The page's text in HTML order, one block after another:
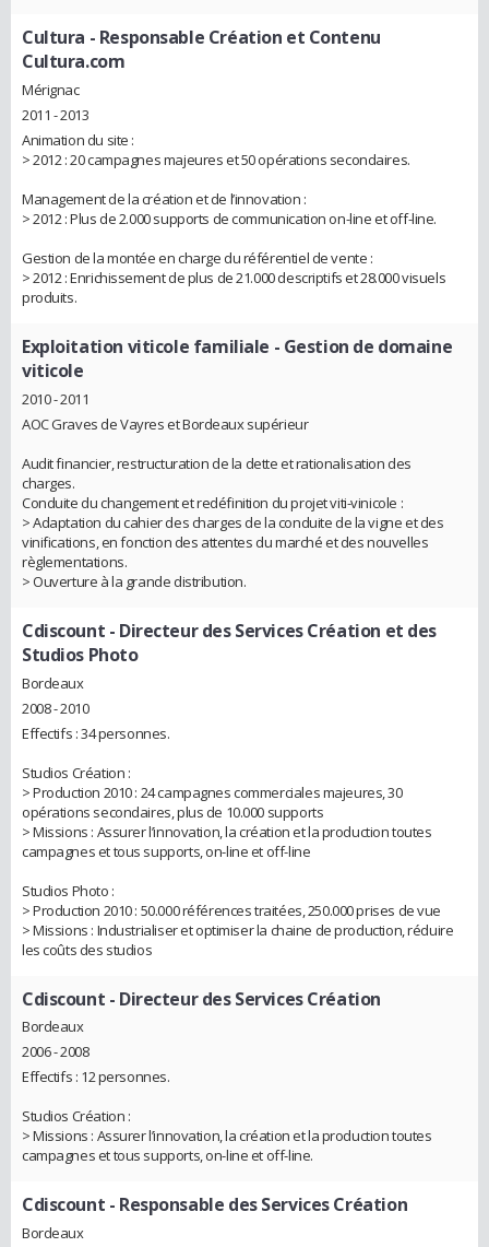
Cultura - Responsable Création et Contenu
Cultura.com
Mérignac
2011 - 2013
Animation du site :
> 2012 : 20 campagnes majeures et 50 opérations secondaires.
Management de la création et de l’innovation :
> 2012 : Plus de 2.000 supports de communication on-line et off-line.
Gestion de la montée en charge du référentiel de vente :
> 2012 : Enrichissement de plus de 21.000 descriptifs et 28.000 visuels
produits.
Exploitation viticole familiale - Gestion de domaine
viticole
2010 - 2011
AOC Graves de Vayres et Bordeaux supérieur
Audit financier, restructuration de la dette et rationalisation des
charges.
Conduite du changement et redéfinition du projet viti-vinicole :
> Adaptation du cahier des charges de la conduite de la vigne et des
vinifications, en fonction des attentes du marché et des nouvelles
règlementations.
> Ouverture à la grande distribution.
Cdiscount - Directeur des Services Création et des
Studios Photo
Bordeaux
2008 - 2010
Effectifs : 34 personnes.
Studios Création :
> Production 2010 : 24 campagnes commerciales majeures, 30
opérations secondaires, plus de 10.000 supports
> Missions : Assurer l’innovation, la création et la production toutes
campagnes et tous supports, on-line et off-line
Studios Photo :
> Production 2010 : 50.000 références traitées, 250.000 prises de vue
> Missions : Industrialiser et optimiser la chaine de production, réduire
les coûts des studios
Cdiscount - Directeur des Services Création
Bordeaux
2006 - 2008
Effectifs : 12 personnes.
Studios Création :
> Missions : Assurer l’innovation, la création et la production toutes
campagnes et tous supports, on-line et off-line.
Cdiscount - Responsable des Services Création
Bordeaux